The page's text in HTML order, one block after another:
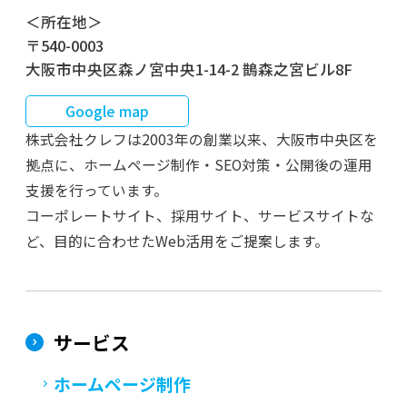
＜所在地＞
〒540-0003
大阪市中央区森ノ宮中央1-14-2 鵲森之宮ビル8F
Google map
株式会社クレフは2003年の創業以来、大阪市中央区を
拠点に、ホームページ制作・SEO対策・公開後の運用
支援を行っています。
コーポレートサイト、採用サイト、サービスサイトな
ど、目的に合わせたWeb活用をご提案します。
サービス
ホームページ制作